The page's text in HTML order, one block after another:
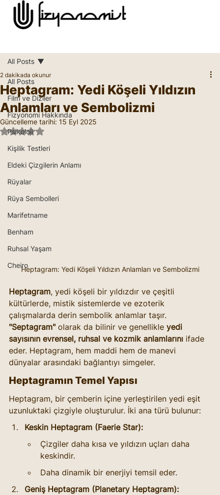
All Posts
Film ve Diziler
Fizyonomi Hakkında
Psikoloji
Kişilik Testleri
Eldeki Çizgilerin Anlamı
Rüyalar
Rüya Sembolleri
Marifetname
Benham
Ruhsal Yaşam
Cheiro
All Posts
Heptagram: Yedi Köşeli Yıldızın
Anlamları ve Sembolizmi
2 dakikada okunur
Güncelleme tarihi: 15 Eyl 2025
5 üzerinden NaN yıldız
Heptagram: Yedi Köşeli Yıldızın Anlamları ve Sembolizmi
Heptagram, yedi köşeli bir yıldızdır ve çeşitli
kültürlerde, mistik sistemlerde ve ezoterik
çalışmalarda derin sembolik anlamlar taşır.
"Septagram" olarak da bilinir ve genellikle yedi
sayısının evrensel, ruhsal ve kozmik anlamlarını ifade
eder. Heptagram, hem maddi hem de manevi
dünyalar arasındaki bağlantıyı simgeler.
Heptagramın Temel Yapısı
Heptagram, bir çemberin içine yerleştirilen yedi eşit
uzunluktaki çizgiyle oluşturulur. İki ana türü bulunur:
Keskin Heptagram (Faerie Star):
Çizgiler daha kısa ve yıldızın uçları daha
keskindir.
Daha dinamik bir enerjiyi temsil eder.
Geniş Heptagram (Planetary Heptagram):